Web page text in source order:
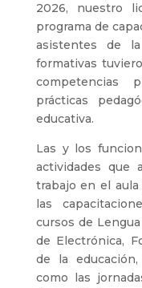
2026, nuestro
programa de
asistentes de
formativas
competencias
prácticas
educativa.
Las y los
actividades que
trabajo en el
las
cursos de
de Electrónica,
de la
como las